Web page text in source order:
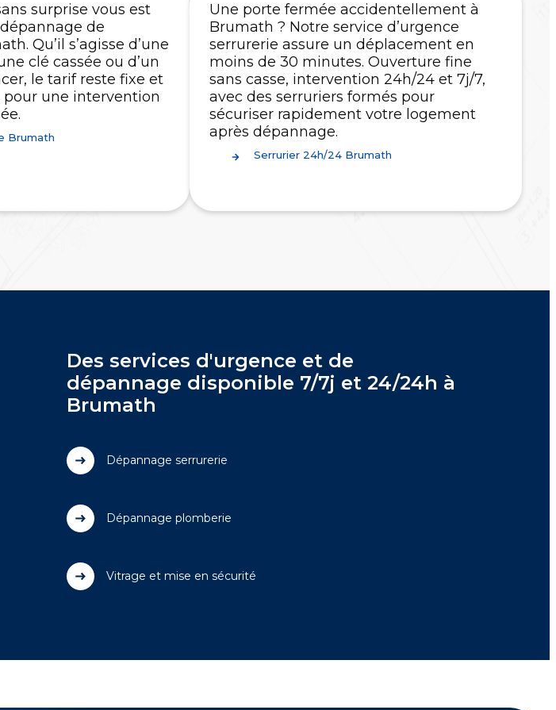
surprise vous est
de
Qu’il s’agisse d’une
clé cassée ou d’un
le tarif reste fixe et
pour une intervention
Brumath
Une porte fermée accidentellement à
Brumath ? Notre service d’urgence
serrurerie assure un déplacement en
moins de 30 minutes. Ouverture fine
sans casse, intervention 24h/24 et 7j/7,
avec des serruriers formés pour
sécuriser rapidement votre logement
après dépannage.
Serrurier 24h/24 Brumath
Des services d'urgence et de
dépannage disponible 7/7j et 24/24h à
Brumath
Dépannage serrurerie
Dépannage plomberie
Vitrage et mise en sécurité